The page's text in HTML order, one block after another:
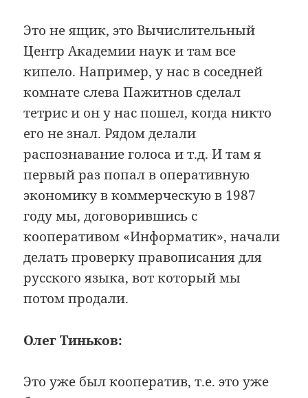
Это не ящик, это Вычислительный
Центр Академии наук и там все
кипело. Например, у нас в соседней
комнате слева Пажитнов сделал
тетрис и он у нас пошел, когда никто
его не знал. Рядом делали
распознавание голоса и т.д. И там я
первый раз попал в оперативную
экономику в коммерческую в 1987
году мы, договорившись с
кооперативом «Информатик», начали
делать проверку правописания для
русского языка, вот который мы
потом продали.
Олег Тиньков:
Это уже был кооператив, т.е. это уже